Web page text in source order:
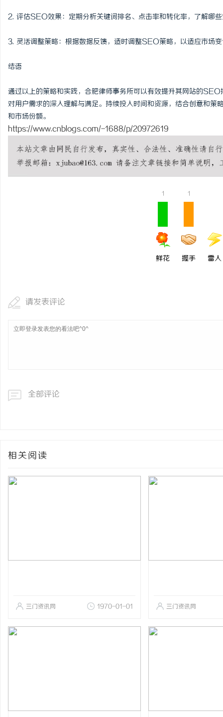
2. 评估SEO效果：定期分析关键词排名、点击率和转化率，了解哪
3. 灵活调整策略：根据数据反馈，适时调整SEO策略，以适应市场
结语
通过以上的策略和实践，合肥律师事务所可以有效提升其网站的
对用户需求的深入理解与满足。持续投入时间和资源，结合创意和
和市场份额。
https://www.cnblogs.com/-1688/p/20972619
1
鲜花
1
握手 雷人
请发表评论
全部评论
相关阅读
三门资讯网 1970-01-01 三门资讯网